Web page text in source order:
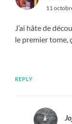
11
J’ai hâte de
le premier tome,
REPLY